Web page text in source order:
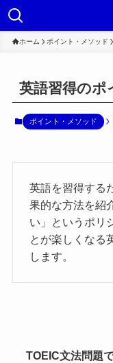
ホーム ポイント・メソッド
英語習得のポ
ポイント・メソッド
英語を習得する
果的な方法を紹
い」というポリ
とが楽しくなる
します。
TOEIC文法問題